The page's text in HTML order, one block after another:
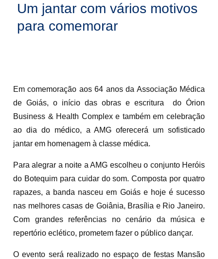
Um jantar com vários motivos
para comemorar
Em comemoração aos 64 anos da Associação Médica
de Goiás, o início das obras e escritura do Órion
Business & Health Complex e também em celebração
ao dia do médico, a AMG oferecerá um sofisticado
jantar em homenagem à classe médica.
Para alegrar a noite a AMG escolheu o conjunto Heróis
do Botequim para cuidar do som. Composta por quatro
rapazes, a banda nasceu em Goiás e hoje é sucesso
nas melhores casas de Goiânia, Brasília e Rio Janeiro.
Com grandes referências no cenário da música e
repertório eclético, prometem fazer o público dançar.
O evento será realizado no espaço de festas Mansão